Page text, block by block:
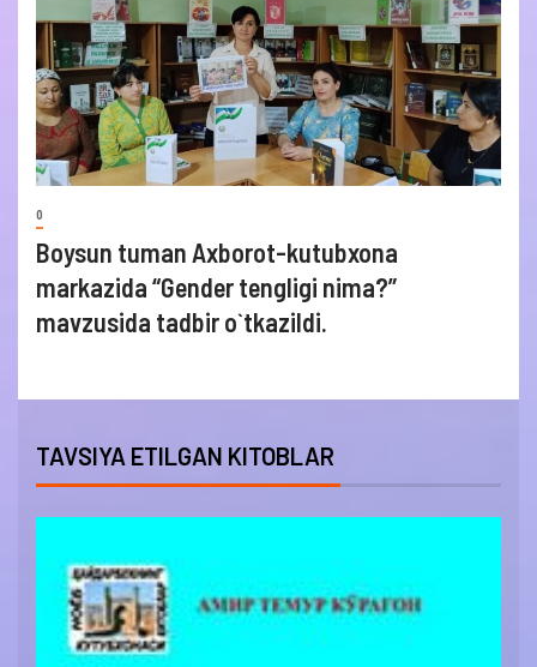
0
Boysun tuman Axborot-kutubxona
markazida “Gender tengligi nima?”
mavzusida tadbir o`tkazildi.
TAVSIYA ETILGAN KITOBLAR